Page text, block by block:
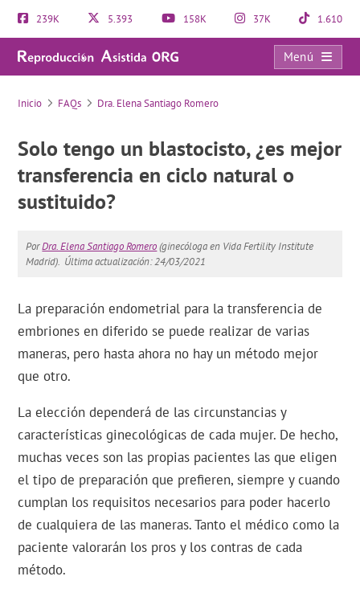
239K 5.393 158K 37K 1.610
Menú
FAQs
Inicio FAQs Dra. Elena Santiago Romero
Solo tengo un blastocisto, ¿es mejor
transferencia en ciclo natural o
sustituido?
PorDra. Elena Santiago Romero(ginecóloga en Vida Fertility Institute
Madrid). Última actualización: 24/03/2021
La preparación endometrial para la transferencia de
embriones en diferido se puede realizar de varias
maneras, pero hasta ahora no hay un método mejor
que otro.
La elección dependerá de las circunstancias y
características ginecológicas de cada mujer. De hecho,
muchas veces son las propias pacientes las que eligen
el tipo de preparación que prefieren, siempre y cuando
cumplan los requisitos necesarios para poder hacerlo
de cualquiera de las maneras. Tanto el médico como la
paciente valorarán los pros y los contras de cada
método.